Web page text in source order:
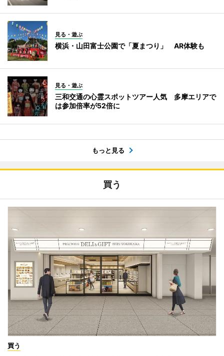
見る・遊ぶ
横浜・山田富士公園で「夏まつり」 AR体験も
見る・遊ぶ
三和交通の心霊スポットツアー人気 多摩エリアで
は参加倍率が52倍に
もっと見る
買う
買う